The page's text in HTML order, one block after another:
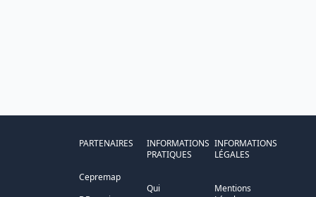
PARTENAIRES
Cepremap
INFORMATIONS
PRATIQUES
Qui
INFORMATIONS
LÉGALES
Mentions